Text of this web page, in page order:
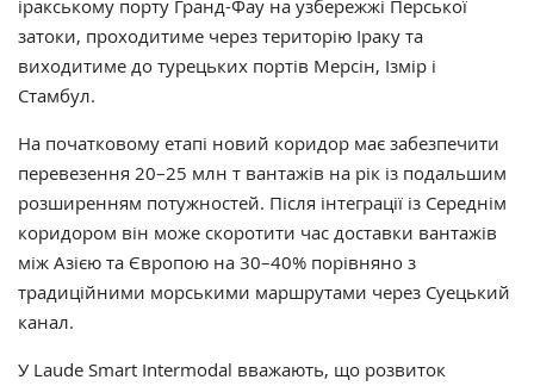
іракському порту Гранд-Фау на узбережжі Перської
затоки, проходитиме через територію Іраку та
виходитиме до турецьких портів Мерсін, Ізмір і
Стамбул.
На початковому етапі новий коридор має забезпечити
перевезення 20–25 млн т вантажів на рік із подальшим
розширенням потужностей. Після інтеграції із Середнім
коридором він може скоротити час доставки вантажів
між Азією та Європою на 30–40% порівняно з
традиційними морськими маршрутами через Суецький
канал.
У Laude Smart Intermodal вважають, що розвиток